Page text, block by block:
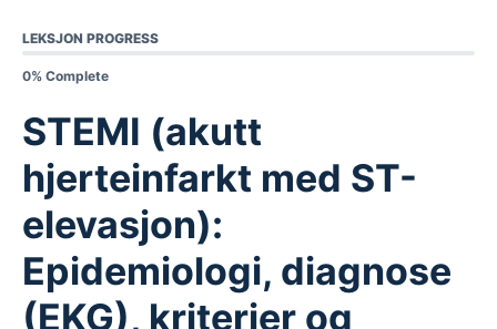
LEKSJON PROGRESS
0% Complete
STEMI (akutt
hjerteinfarkt med ST-
elevasjon):
Epidemiologi, diagnose
(EKG), kriterier og